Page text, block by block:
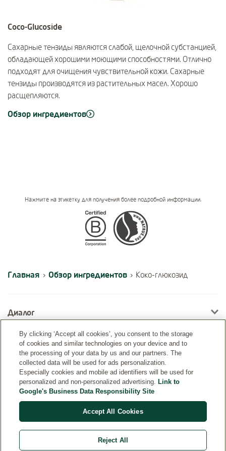
Coco-Glucoside
Сахарные тензиды являются слабой, щелочной субстанцией,
обладающей хорошими моющими способностями. Отлично
подходят для очищения чувствительной кожи. Сахарные
тензиды производятся из растительных масел. Хорошо
расщепляются.
Обзор ингредиентов
Certifications
Нажмите на этикетку для получения более подробной информации.
Главная › Обзор ингредиентов › Коко-глюкозид
Диалог
Информация
By clicking ‘Accept all cookies’, you consent to the storage
of cookies and similar technologies on your device and to
the processing of your data by us and our partners. The
collected data will be used for ads personalization.
Especially cookies and mobile ad identifiers will be used for
personalized and non-personalized advertising. Link to
Google's Business Data Responsibility Site
Accept All Cookies
Reject All